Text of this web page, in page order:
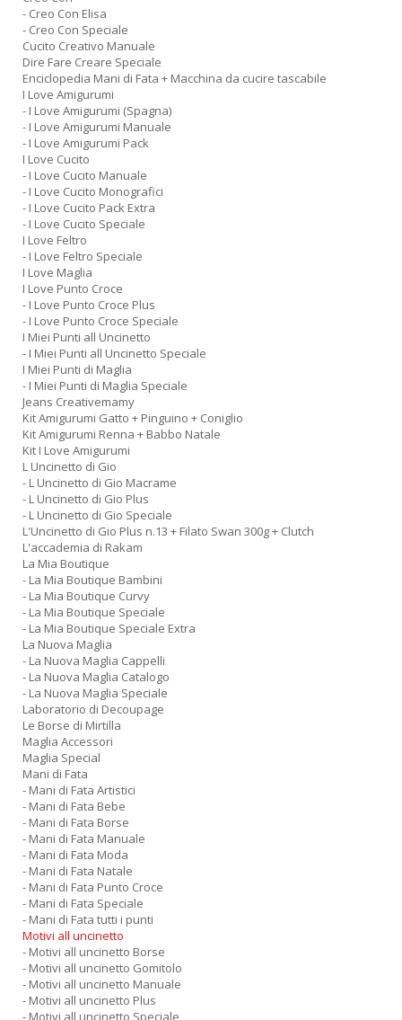
- Creo Con Elisa
- Creo Con Speciale
Cucito Creativo Manuale
Dire Fare Creare Speciale
Enciclopedia Mani di Fata + Macchina da cucire tascabile
I Love Amigurumi
- I Love Amigurumi (Spagna)
- I Love Amigurumi Manuale
- I Love Amigurumi Pack
I Love Cucito
- I Love Cucito Manuale
- I Love Cucito Monografici
- I Love Cucito Pack Extra
- I Love Cucito Speciale
I Love Feltro
- I Love Feltro Speciale
I Love Maglia
I Love Punto Croce
- I Love Punto Croce Plus
- I Love Punto Croce Speciale
I Miei Punti all Uncinetto
- I Miei Punti all Uncinetto Speciale
I Miei Punti di Maglia
- I Miei Punti di Maglia Speciale
Jeans Creativemamy
Kit Amigurumi Gatto + Pinguino + Coniglio
Kit Amigurumi Renna + Babbo Natale
Kit I Love Amigurumi
L Uncinetto di Gio
- L Uncinetto di Gio Macrame
- L Uncinetto di Gio Plus
- L Uncinetto di Gio Speciale
L'Uncinetto di Gio Plus n.13 + Filato Swan 300g + Clutch
L'accademia di Rakam
La Mia Boutique
- La Mia Boutique Bambini
- La Mia Boutique Curvy
- La Mia Boutique Speciale
- La Mia Boutique Speciale Extra
La Nuova Maglia
- La Nuova Maglia Cappelli
- La Nuova Maglia Catalogo
- La Nuova Maglia Speciale
Laboratorio di Decoupage
Le Borse di Mirtilla
Maglia Accessori
Maglia Special
Mani di Fata
- Mani di Fata Artistici
- Mani di Fata Bebe
- Mani di Fata Borse
- Mani di Fata Manuale
- Mani di Fata Moda
- Mani di Fata Natale
- Mani di Fata Punto Croce
- Mani di Fata Speciale
- Mani di Fata tutti i punti
Motivi all uncinetto
- Motivi all uncinetto Borse
- Motivi all uncinetto Gomitolo
- Motivi all uncinetto Manuale
- Motivi all uncinetto Plus
- Motivi all uncinetto Speciale